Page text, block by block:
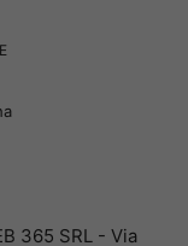
365 SRL - Via